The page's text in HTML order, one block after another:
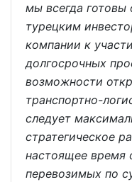
мы всегда готовы
турецким
компании к
долгосрочных
возможности
транспортно-
следует
стратегическое
настоящее время
перевозимых по